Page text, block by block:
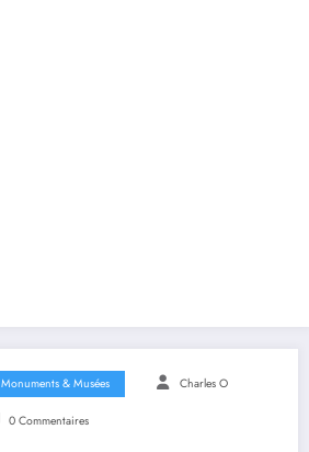
Monuments & Musées Charles O
0 Commentaires